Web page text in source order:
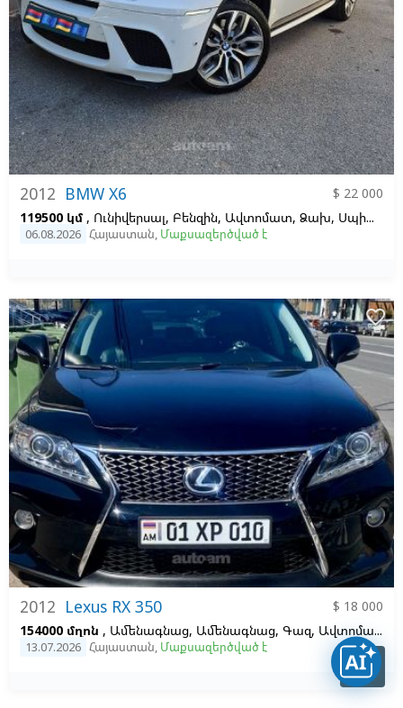

2012 BMW X6
$ 22 000
119500 կմ , Ունիվերսալ, Բենզին, Ավտոմատ, Ձախ, Սպիտակ
06.08.2026 Հայաստան, Մաքսազերծված է
2012 Lexus RX 350
$ 18 000
154000 մղոն , Ամենագնաց, Ամենագնաց, Գազ, Ավտոմատ, Ձախ,
13.07.2026 Հայաստան, Մաքսազերծված է
favorite_border